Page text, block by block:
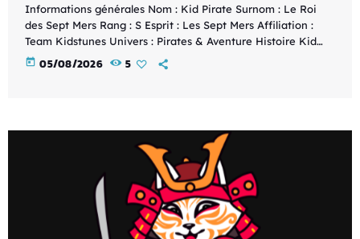
Informations générales Nom : Kid Pirate Surnom : Le Roi
des Sept Mers Rang : S Esprit : Les Sept Mers Affiliation :
Team Kidstunes Univers : Pirates & Aventure Histoire Kid
Pirate est le capitaine légendaire de la Team Kidstunes.
Guidé par l'Esprit des Sept Mers, il navigue d'île en île à la
today 05/08/2026 5